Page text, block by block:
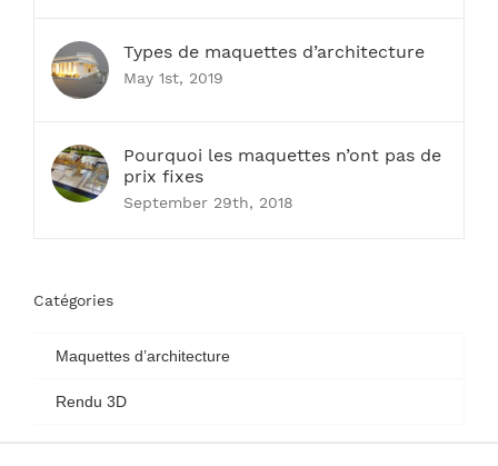
Types de maquettes d’architecture
May 1st, 2019
Pourquoi les maquettes n’ont pas de
prix fixes
September 29th, 2018
Catégories
Maquettes d’architecture
Rendu 3D